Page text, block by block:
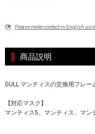
Please make contact in English
商品説明
GULL マンティスの交換用フレー
【対応マスク】
マンティス5、マンティス、マン